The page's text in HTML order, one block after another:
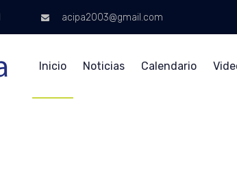
acipa2003@gmail.com
Inicio Noticias Calendario